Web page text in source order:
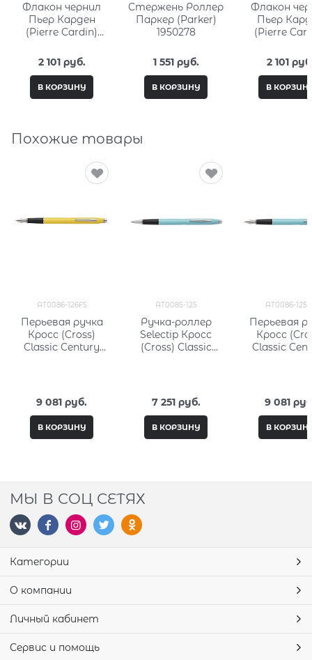
Флакон чернил
Пьер Карден
(Pierre Cardin)
Fantasy PC332-L3
2 101 руб.
В КОРЗИНУ
Стержень Роллер
Паркер (Parker)
1950278
1 551 руб.
В КОРЗИНУ
Флакон
Пьер
(Pierre
Fantasy
2 101
В
Похожие товары
AT0086-126FS
Перьевая ручка
Кросс (Cross)
Classic Century
9 081 руб.
В КОРЗИНУ
AT0085-125
Ручка-роллер
Selectip Кросс
(Cross) Classic
7 251 руб.
В КОРЗИНУ
AT0086-
Перьевая
Кросс
Classic
9 081
В
МЫ В СОЦ СЕТЯХ
Категории
О компании
Личный кабинет
Сервис и помощь